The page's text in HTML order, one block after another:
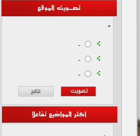
تصـويت الموقع
-
-
-
-
أكثر المواضيع تفاعلا